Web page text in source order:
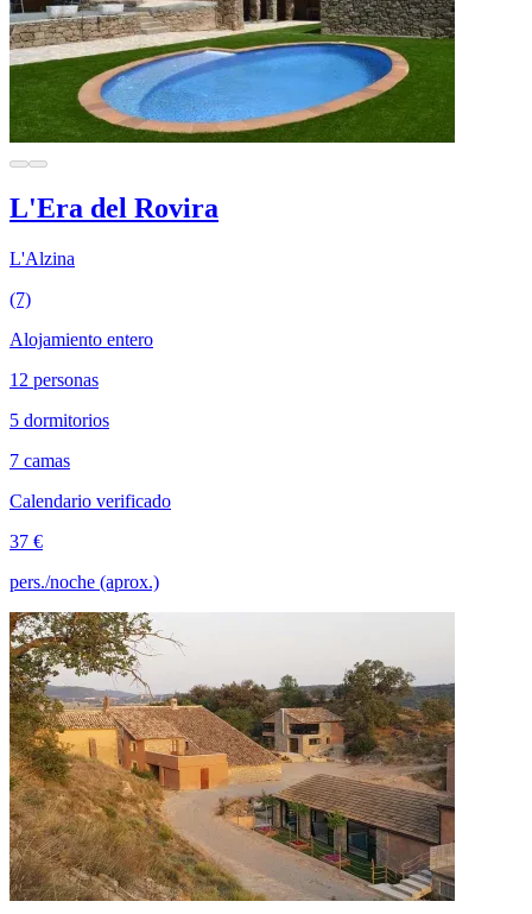
L'Era del Rovira
L'Alzina
(7)
Alojamiento entero
12 personas
5 dormitorios
7 camas
Calendario verificado
37 €
pers./noche (aprox.)